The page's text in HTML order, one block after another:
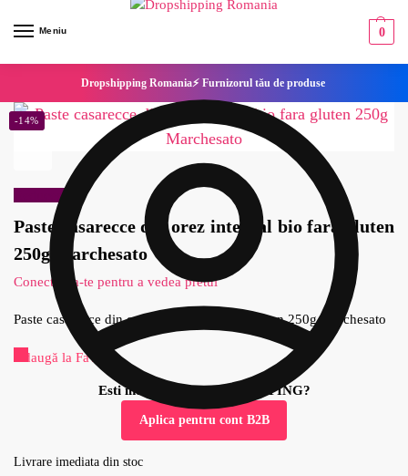
Meniu 0
Dropshipping Romania⚡ Furnizorul tău de produse
Reduceri!
Paste casarecce din orez integral bio fara gluten
250g Marchesato
Conecteaza-te pentru a vedea pretul
-14%
Paste casarecce din orez integral bio fara gluten 250g Marchesato
Adaugă la Favorite
Esti interesat de DROPSHIPPING?
Aplica pentru cont B2B
Livrare imediata din stoc